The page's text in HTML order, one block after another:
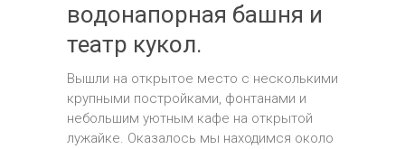
водонапорная башня и
театр кукол.
Вышли на открытое место с несколькими
крупными постройками, фонтанами и
небольшим уютным кафе на открытой
лужайке. Оказалось мы находимся около